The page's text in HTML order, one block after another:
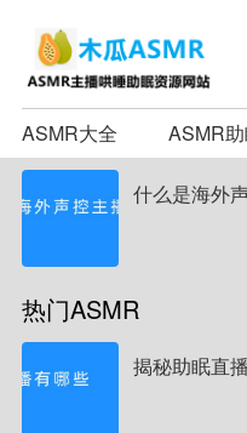
ASMR大全 ASMR
什么是海外
热门ASMR
揭秘助眠直